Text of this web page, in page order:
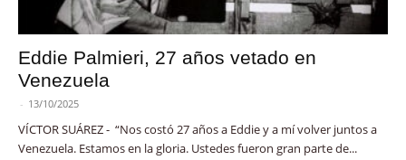
Eddie Palmieri, 27 años vetado en
Venezuela
- 13/10/2025
VÍCTOR SUÁREZ - “Nos costó 27 años a Eddie y a mí volver juntos a
Venezuela. Estamos en la gloria. Ustedes fueron gran parte de...